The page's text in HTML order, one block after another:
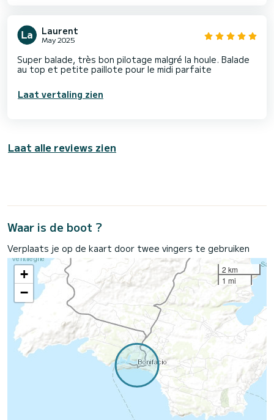
Laurent
May 2025
Super balade, très bon pilotage malgré la houle. Balade
au top et petite paillote pour le midi parfaite
Laat vertaling zien
Laat alle reviews zien
Waar is de boot ?
Verplaats je op de kaart door twee vingers te gebruiken
+
−
2 km
1 mi